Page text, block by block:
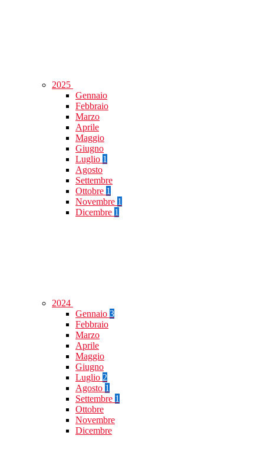
2025
Gennaio
Febbraio
Marzo
Aprile
Maggio
Giugno
Luglio 1
Agosto
Settembre
Ottobre 1
Novembre 1
Dicembre 1
2024
Gennaio 3
Febbraio
Marzo
Aprile
Maggio
Giugno
Luglio 2
Agosto 1
Settembre 1
Ottobre
Novembre
Dicembre